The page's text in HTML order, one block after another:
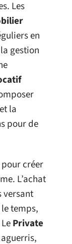
Les
en
gestion
la
pour de
créer
L’achat
versant
temps,
Private